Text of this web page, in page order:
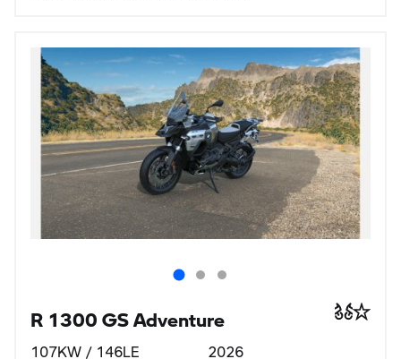
R 1300 GS Adventure
107KW / 146LE
2026